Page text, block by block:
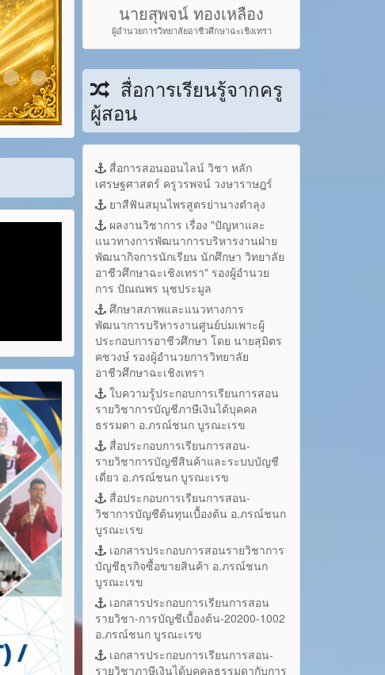
21
Item 22Item 23
นายสุพจน์ ทองเหลือง
ผู้อำนวยการวิทยาลัยอาชีวศึกษาฉะเชิงเทรา
สื่อการเรียนรู้จากครู
ผู้สอน
สื่อการสอนออนไลน์ วิชา หลัก
เศรษฐศาสตร์ ครูวรพจน์ วงษาราษฎร์
ยาสีฟันสมุนไพรสูตรย่านางตำลุง
ผลงานวิชาการ เรื่อง "ปัญหาและ
แนวทางการพัฒนาการบริหารงานฝ่าย
พัฒนากิจการนักเรียน นักศึกษา วิทยาลัย
อาชีวศึกษาฉะเชิงเทรา" รองผู้อำนวย
การ ปัณณพร นุชประมูล
ศึกษาสภาพและแนวทางการ
พัฒนาการบริหารงานศูนย์บ่มเพาะผู้
ประกอบการอาชีวศึกษา โดย นายสุมิตร
คชวงษ์ รองผู้อำนวยการวิทยาลัย
อาชีวศึกษาฉะเชิงเทรา
ใบความรู้ประกอบการเรียนการสอน
รายวิชาการบัญชีภาษีเงินได้บุคคล
ธรรมดา อ.ภรณ์ชนก บูรณะเรข
สื่อประกอบการเรียนการสอน-
รายวิชาการบัญชีสินค้าและระบบบัญชี
เดี่ยว อ.ภรณ์ชนก บูรณะเรข
สื่อประกอบการเรียนการสอน-
วิชาการบัญชีต้นทุนเบื้องต้น อ.ภรณ์ชนก
บูรณะเรข
เอกสารประกอบการสอนรายวิชาการ
บัญชีธุรกิจซื้อขายสินค้า อ.ภรณ์ชนก
บูรณะเรข
เอกสารประกอบการเรียนการสอน
รายวิชา-การบัญชีเบื้องต้น-20200-1002
อ.ภรณ์ชนก บูรณะเรข
เอกสารประกอบการเรียนการสอน-
รายวิชาภาษีเงินได้บุคคลธรรมดากับการ